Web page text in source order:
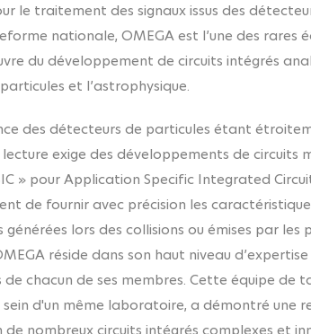
le traitement des signaux issus des
nationale, OMEGA est l’une des rares
du développement de circuits intégrés
et l’astrophysique.
des détecteurs de particules étant
lecture exige des développements de circuits
» pour Application Specific Integrated
de fournir avec précision les
lors des collisions ou émises par les
réside dans son haut niveau
chacun de ses membres. Cette équipe de
sein d'un même laboratoire, a démontré